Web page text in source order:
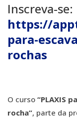
Inscreva-se:
https://
para-
rochas
O curso “PLAXIS
rocha”, parte da